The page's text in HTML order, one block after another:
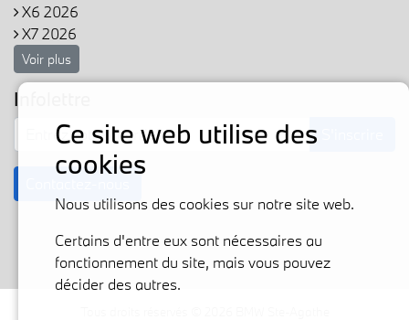
X6 2026
X7 2026
Voir plus
Infolettre
Ce site web utilise des
cookies
Nous utilisons des cookies sur notre site web.
Certains d'entre eux sont nécessaires au
fonctionnement du site, mais vous pouvez
décider des autres.